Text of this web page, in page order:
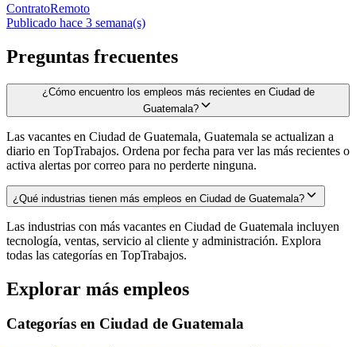
ContratoRemoto
Publicado hace 3 semana(s)
Preguntas frecuentes
¿Cómo encuentro los empleos más recientes en Ciudad de
Guatemala?
Las vacantes en Ciudad de Guatemala, Guatemala se actualizan a
diario en TopTrabajos. Ordena por fecha para ver las más recientes o
activa alertas por correo para no perderte ninguna.
¿Qué industrias tienen más empleos en Ciudad de Guatemala?
Las industrias con más vacantes en Ciudad de Guatemala incluyen
tecnología, ventas, servicio al cliente y administración. Explora
todas las categorías en TopTrabajos.
Explorar más empleos
Categorías en Ciudad de Guatemala